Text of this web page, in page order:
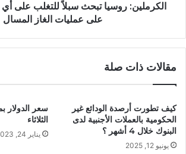
الكرملين: روسيا تبحث سبلاً للتغلب على أي
على عمليات الغاز المسال
مقالات ذات صلة
كيف تطورت أرصدة الودائع غير
الحكومية بالعملات الأجنبية لدى
البنوك خلال 4 أشهر ؟
يونيو 12, 2025
سعر الدولار
الثلاثاء
يناير 24, 2023